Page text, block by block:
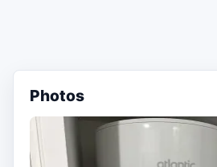
Photos